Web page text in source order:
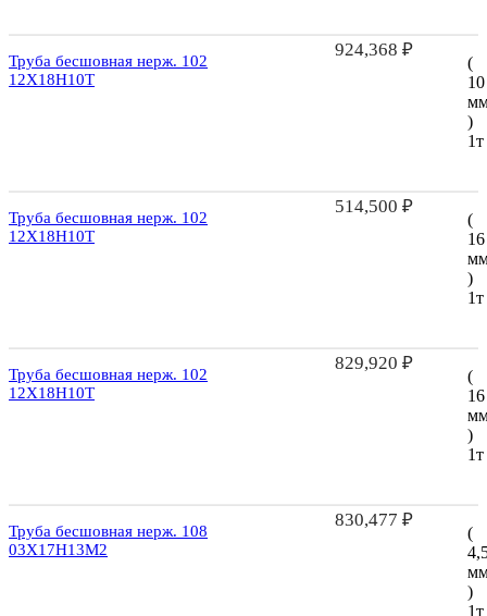
Труба бесшовная нерж. 102
12Х18Н10Т
924,368 ₽
(
10
)
1т
Труба бесшовная нерж. 102
12Х18Н10Т
514,500 ₽
(
16
)
1т
Труба бесшовная нерж. 102
12Х18Н10Т
829,920 ₽
(
16
)
1т
Труба бесшовная нерж. 108
03Х17Н13М2
830,477 ₽
(
)
1т